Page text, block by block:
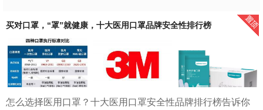
买对口罩，“罩”就健康，十大医用口罩品牌安全性排行榜
怎么选择医用口罩？十大医用口罩安全性品牌排行榜告诉你